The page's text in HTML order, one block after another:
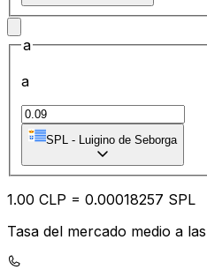
a
a
SPL - Luigino de Seborga
1.00 CLP = 0.00018257 SPL
Tasa del mercado medio a